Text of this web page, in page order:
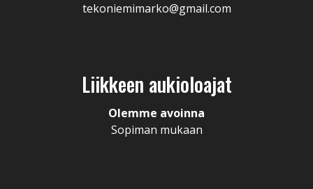
tekoniemimarko@gmail.com
Liikkeen aukioloajat
Olemme avoinna
Sopiman mukaan